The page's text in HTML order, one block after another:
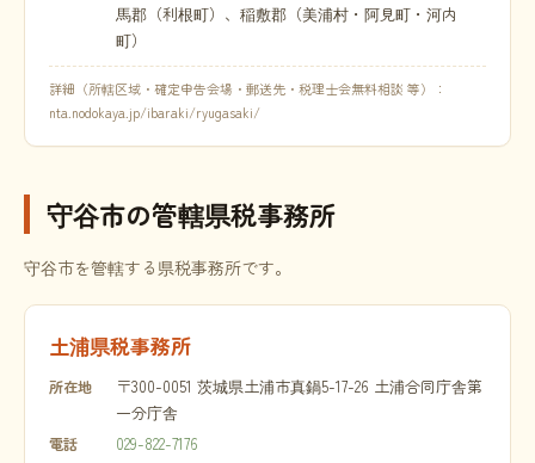
馬郡（利根町）、稲敷郡（美浦村・阿見町・河内
町）
詳細（所轄区域・確定申告会場・郵送先・税理士会無料相談 等）：
nta.nodokaya.jp/ibaraki/ryugasaki/
守谷市の管轄県税事務所
守谷市を管轄する県税事務所です。
土浦県税事務所
所在地
〒300-0051 茨城県土浦市真鍋5-17-26 土浦合同庁舎第
一分庁舎
電話 029-822-7176